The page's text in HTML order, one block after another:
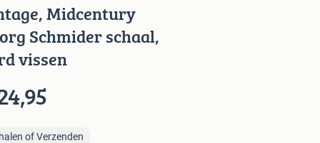
Midcentury
Schmider schaal,
vissen
of Verzenden